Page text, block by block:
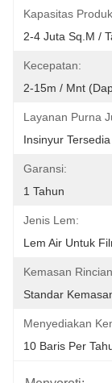
Kapasitas
2-4 Juta Sq.m /
Kecepatan:
2-15m / Mnt
Layanan Purna
Insinyur
Garansi:
1 Tahun
Jenis Lem:
Lem Air Untuk
Kemasan
Standar
Menyediakan
10 Baris Per